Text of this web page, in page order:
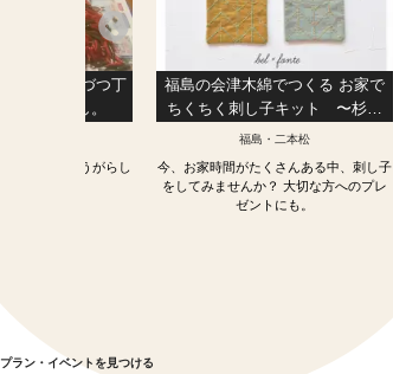
よし！1本づつ丁
とうがらし。
！最高のとうがらし
福島の会津木綿でつくる お家で
ちくちく刺し子キット 〜杉綾
柄コースター 〜【辛子×ピスタ
福島・二本松
今、お家時間がたくさんある中、刺し子
をしてみませんか？ 大切な方へのプレ
ゼントにも。
プラン・イベントを見つける